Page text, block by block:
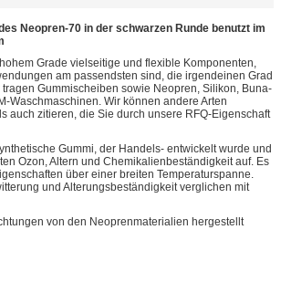
Neopren-70 in der schwarzen Runde benutzt im
Grade vielseitige und flexible Komponenten,
am passendsten sind, die irgendeinen Grad
Gummischeiben sowie Neopren, Silikon, Buna-
Waschmaschinen. Wir können andere Arten
auch zitieren, die Sie durch unsere RFQ-Eigenschaft
Gummi, der Handels- entwickelt wurde und
Ozon, Altern und Chemikalienbeständigkeit auf. Es
über einer breiten Temperaturspanne.
und Alterungsbeständigkeit verglichen mit
von den Neoprenmaterialien hergestellt